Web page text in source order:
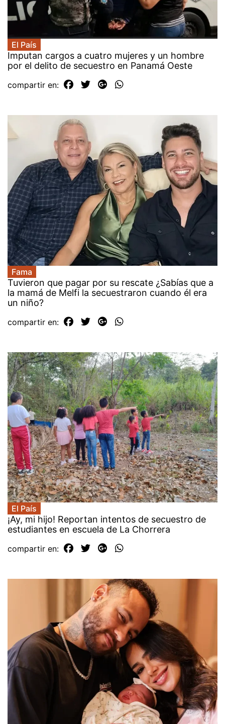
El País
Imputan cargos a cuatro mujeres y un hombre
por el delito de secuestro en Panamá Oeste
compartir en:
Fama
Tuvieron que pagar por su rescate ¿Sabías que a
la mamá de Melfi la secuestraron cuando él era
un niño?
compartir en:
El País
¡Ay, mi hijo! Reportan intentos de secuestro de
estudiantes en escuela de La Chorrera
compartir en: